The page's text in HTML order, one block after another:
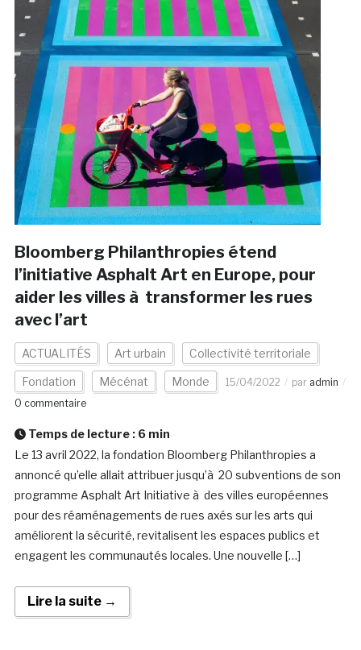
Bloomberg Philanthropies étend
l’initiative Asphalt Art en Europe, pour
aider les villes à transformer les rues
avec l’art
ACTUALITÉS Art urbain Collectivité territoriale
Fondation Mécénat Monde 15/04/2022 par admin
0 commentaire
Temps de lecture : 6 min
Le 13 avril 2022, la fondation Bloomberg Philanthropies a
annoncé qu’elle allait attribuer jusqu’à 20 subventions de son
programme Asphalt Art Initiative à des villes européennes
pour des réaménagements de rues axés sur les arts qui
améliorent la sécurité, revitalisent les espaces publics et
engagent les communautés locales. Une nouvelle […]
Lire la suite →